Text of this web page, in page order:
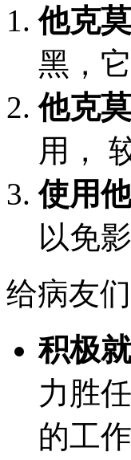
他克
黑，
他克
用，
使用
以免
给病友
积极
力胜
的工